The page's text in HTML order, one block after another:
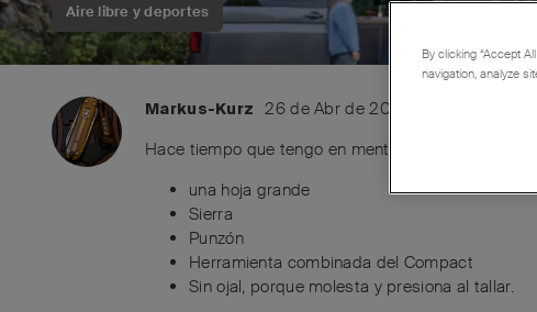
Aire libre y deportes
Markus-Kurz 26 de Abr de 2025
Hace tiempo que tengo en mente un Alox con:
una hoja grande
Sierra
Punzón
Herramienta combinada del Compact
Sin ojal, porque molesta y presiona al tallar.
By clicking “Accept
navigation, analyze